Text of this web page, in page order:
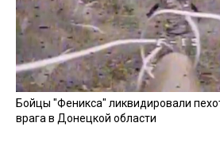
Бойцы "Феникса" ликвидировали
врага в Донецкой области